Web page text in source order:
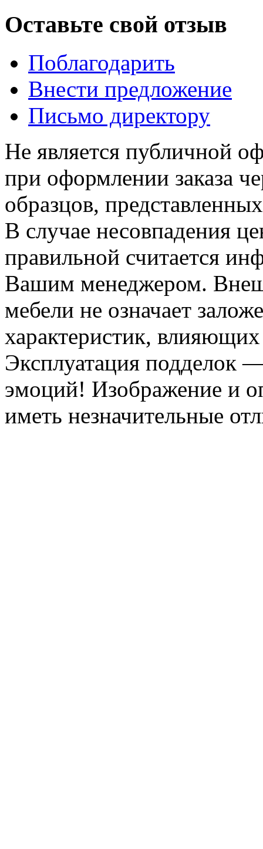
Оставьте свой отзыв
Поблагодарить
Внести предложение
Письмо директору
Не является публичной
при оформлении заказа
образцов,
В случае несовпадения
правильной считается
Вашим менеджером.
мебели не означает
характеристик, влияющих
Эксплуатация подделок
эмоций! Изображение и
иметь незначительные